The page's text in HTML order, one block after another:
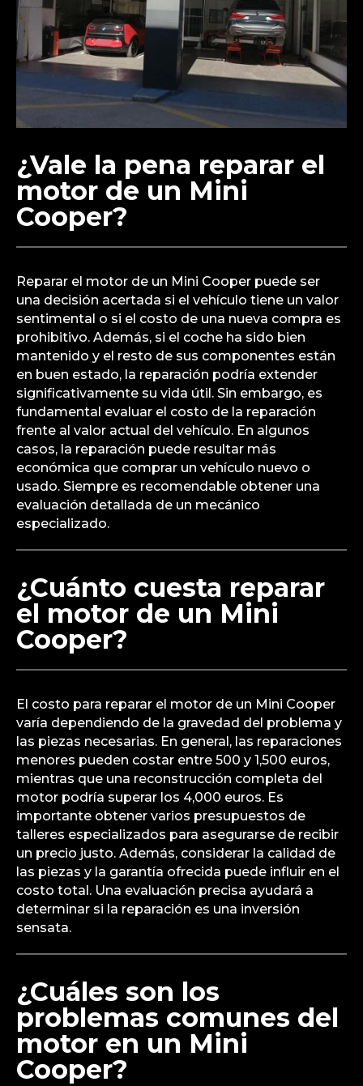
¿Vale la pena reparar el
motor de un Mini
Cooper?
Reparar el motor de un Mini Cooper puede ser
una decisión acertada si el vehículo tiene un valor
sentimental o si el costo de una nueva compra es
prohibitivo. Además, si el coche ha sido bien
mantenido y el resto de sus componentes están
en buen estado, la reparación podría extender
significativamente su vida útil. Sin embargo, es
fundamental evaluar el costo de la reparación
frente al valor actual del vehículo. En algunos
casos, la reparación puede resultar más
económica que comprar un vehículo nuevo o
usado. Siempre es recomendable obtener una
evaluación detallada de un mecánico
especializado.
¿Cuánto cuesta reparar
el motor de un Mini
Cooper?
El costo para reparar el motor de un Mini Cooper
varía dependiendo de la gravedad del problema y
las piezas necesarias. En general, las reparaciones
menores pueden costar entre 500 y 1,500 euros,
mientras que una reconstrucción completa del
motor podría superar los 4,000 euros. Es
importante obtener varios presupuestos de
talleres especializados para asegurarse de recibir
un precio justo. Además, considerar la calidad de
las piezas y la garantía ofrecida puede influir en el
costo total. Una evaluación precisa ayudará a
determinar si la reparación es una inversión
sensata.
¿Cuáles son los
problemas comunes del
motor en un Mini
Cooper?